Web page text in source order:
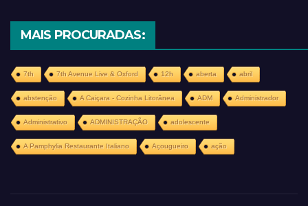
MAIS PROCURADAS:
7th 7th Avenue Live & Oxford 12h aberta abril
abstenção A Caiçara - Cozinha Litorânea ADM Administrador
Administrativo ADMINISTRAÇÃO adolescente
A Pamphylia Restaurante Italiano Açougueiro ação